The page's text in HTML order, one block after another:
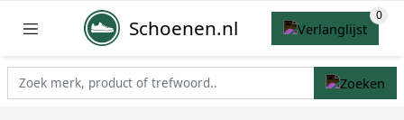
Schoenen.nl